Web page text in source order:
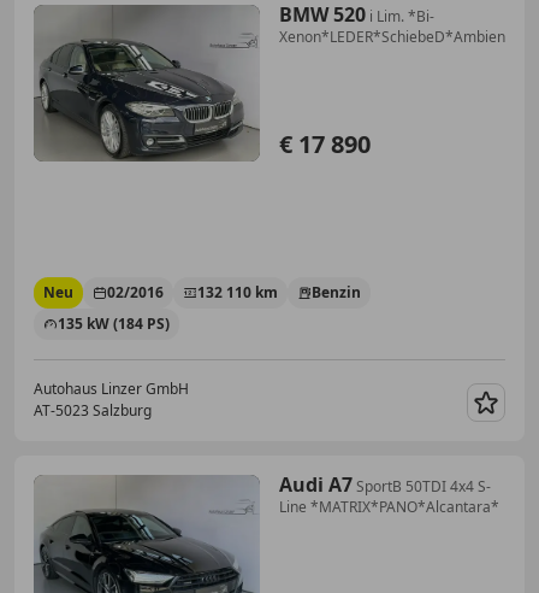
BMW 520 i Lim. *Bi-
€ 17 890
Neu 02/2016 132 110 km
Benzin
135 kW (184 PS)
Autohaus Linzer GmbH
AT-5023 Salzburg
Audi A7SportB 50TDI 4x4 S-
Line *MATRIX*PANO*Alcantara*